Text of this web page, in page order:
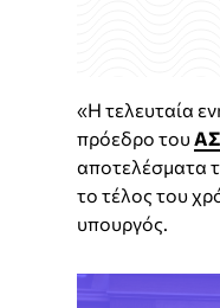
«Η τελευταία
πρόεδρο του
αποτελέσματα
το τέλος του
υπουργός.